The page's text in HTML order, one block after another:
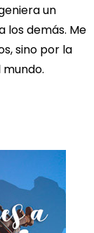
un
demás. Me
sino por la